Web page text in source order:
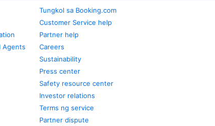
Agents
Tungkol sa Booking.com
Customer Service help
Partner help
Careers
Sustainability
Press center
Safety resource center
Investor relations
Terms ng service
Partner dispute